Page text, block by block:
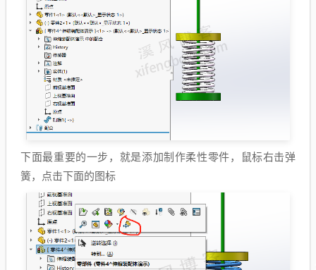
下面最重要的一步，就是添加制作柔性零件，鼠标右击弹
簧，点击下面的图标